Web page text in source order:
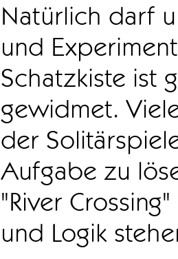
Natürlich darf
und
Schatzkiste ist
gewidmet.
der
Aufgabe zu
"River
und Logik